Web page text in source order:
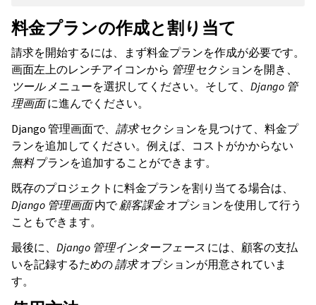
料金プランの作成と割り当て
請求を開始するには、まず料金プランを作成が必要です。
画面左上のレンチアイコンから 管理セクションを開き、
ツールメニューを選択してください。そして、 Django 管
理画面に進んでください。
Django 管理画面で、 請求セクションを見つけて、料金プ
ランを追加してください。例えば、コストがかからない
無料プランを追加することができます。
既存のプロジェクトに料金プランを割り当てる場合は、
Django 管理画面内で顧客課金オプションを使用して行う
こともできます。
最後に、 Django 管理インターフェース には、顧客の支払
いを記録するための請求オプションが用意されていま
す。